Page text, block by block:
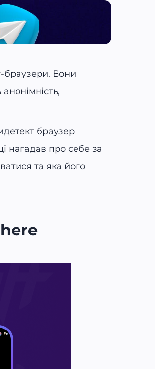
браузери. Вони
браузер
нагадав про себе за
та яка його